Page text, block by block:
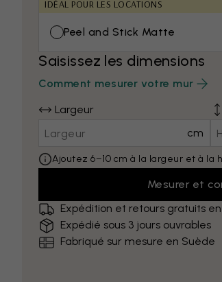
IDÉAL POUR LES LOCATIONS
Peel and Stick Matte
Saisissez les dimensions
Comment mesurer votre mur
Largeur
cm
Ajoutez 6–10 cm à la largeur et à la
Mesurer et
Expédition et retours gratuits
Expédié sous 3 jours ouvrables
Fabriqué sur mesure en Suède